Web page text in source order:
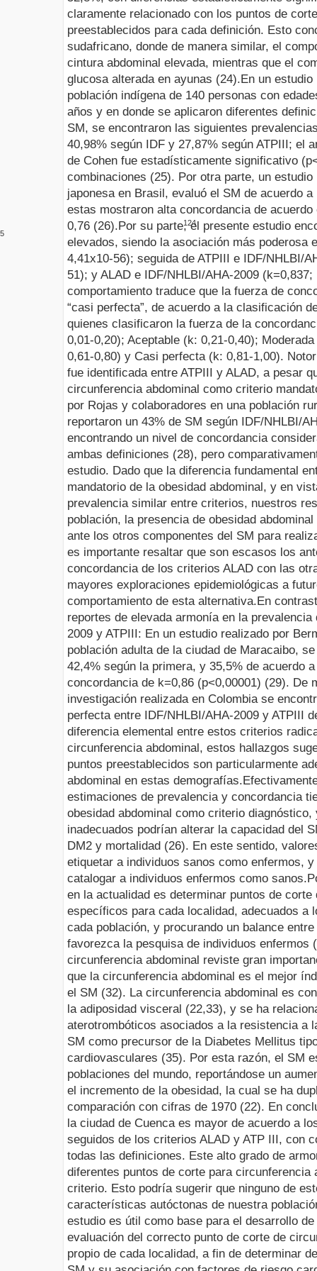
124
claramente relacionado con los puntos de
preestablecidos para cada definición. Esto
sudafricano, donde de manera similar, el
cintura abdominal elevada, mientras que el
glucosa alterada en ayunas (24).En un estudio
población indígena de 140 personas con
años y en donde se aplicaron diferentes
SM, se encontraron las siguientes
40,98% según IDF y 27,87% según ATPIII; el
de Cohen fue estadísticamente significativo
combinaciones (25). Por otra parte, un
japonesa en Brasil, evaluó el SM de acuerdo
estas mostraron alta concordancia de
0,76 (26).Por su parte, el presente estudio
elevados, siendo la asociación más poderosa
4,41x10-56); seguida de ATPIII e IDF/NHLBI/
51); y ALAD e IDF/NHLBI/AHA-2009
comportamiento traduce que la fuerza de
“casi perfecta”, de acuerdo a la clasificación
quienes clasificaron la fuerza de la
0,01-0,20); Aceptable (k: 0,21-0,40);
0,61-0,80) y Casi perfecta (k: 0,81-1,00).
fue identificada entre ATPIII y ALAD, a pesar
circunferencia abdominal como criterio
por Rojas y colaboradores en una población
reportaron un 43% de SM según IDF/NHLBI/
encontrando un nivel de concordancia
ambas definiciones (28), pero
estudio. Dado que la diferencia fundamental
mandatorio de la obesidad abdominal, y en
prevalencia similar entre criterios, nuestros
población, la presencia de obesidad
ante los otros componentes del SM para
es importante resaltar que son escasos los
concordancia de los criterios ALAD con las
mayores exploraciones epidemiológicas a
comportamiento de esta alternativa.En
reportes de elevada armonía en la
2009 y ATPIII: En un estudio realizado por
población adulta de la ciudad de Maracaibo,
42,4% según la primera, y 35,5% de acuerdo
concordancia de k=0,86 (p<0,00001) (29). De
investigación realizada en Colombia se
perfecta entre IDF/NHLBI/AHA-2009 y ATPIII
diferencia elemental entre estos criterios
circunferencia abdominal, estos hallazgos
puntos preestablecidos son particularmente
abdominal en estas demografías.
estimaciones de prevalencia y concordancia
obesidad abdominal como criterio
inadecuados podrían alterar la capacidad del
DM2 y mortalidad (26). En este sentido,
etiquetar a individuos sanos como enfermos,
catalogar a individuos enfermos como sanos.
en la actualidad es determinar puntos de
específicos para cada localidad, adecuados a
cada población, y procurando un balance entre
favorezca la pesquisa de individuos enfermos
circunferencia abdominal reviste gran
que la circunferencia abdominal es el mejor
el SM (32). La circunferencia abdominal es
la adiposidad visceral (22,33), y se ha
aterotrombóticos asociados a la resistencia a
SM como precursor de la Diabetes Mellitus
cardiovasculares (35). Por esta razón, el SM
poblaciones del mundo, reportándose un
el incremento de la obesidad, la cual se ha
comparación con cifras de 1970 (22). En
la ciudad de Cuenca es mayor de acuerdo a
seguidos de los criterios ALAD y ATP III, con
todas las definiciones. Este alto grado de
diferentes puntos de corte para circunferencia
criterio. Esto podría sugerir que ninguno de
características autóctonas de nuestra
estudio es útil como base para el desarrollo
evaluación del correcto punto de corte de
propio de cada localidad, a fin de determinar